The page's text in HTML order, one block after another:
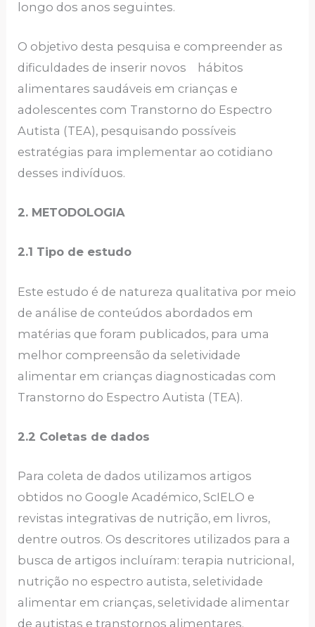
longo dos anos seguintes.
O objetivo desta pesquisa e compreender as
dificuldades de inserir novos hábitos
alimentares saudáveis em crianças e
adolescentes com Transtorno do Espectro
Autista (TEA), pesquisando possíveis
estratégias para implementar ao cotidiano
desses indivíduos.
2. METODOLOGIA
2.1 Tipo de estudo
Este estudo é de natureza qualitativa por meio
de análise de conteúdos abordados em
matérias que foram publicados, para uma
melhor compreensão da seletividade
alimentar em crianças diagnosticadas com
Transtorno do Espectro Autista (TEA).
2.2 Coletas de dados
Para coleta de dados utilizamos artigos
obtidos no Google Académico, ScIELO e
revistas integrativas de nutrição, em livros,
dentre outros. Os descritores utilizados para a
busca de artigos incluíram: terapia nutricional,
nutrição no espectro autista, seletividade
alimentar em crianças, seletividade alimentar
de autistas e transtornos alimentares.